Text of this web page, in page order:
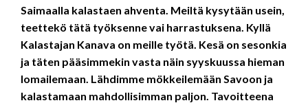
Saimaalla kalastaen ahventa. Meiltä kysytään usein,
teettekö tätä työksenne vai harrastuksena. Kyllä
Kalastajan Kanava on meille työtä. Kesä on sesonkia
ja täten pääsimmekin vasta näin syyskuussa hieman
lomailemaan. Lähdimme mökkeilemään Savoon ja
kalastamaan mahdollisimman paljon. Tavoitteena